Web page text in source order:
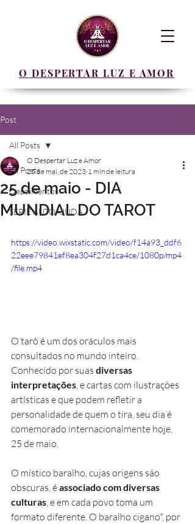
O DESPERTAR LUZ E AMOR
Post
All Posts
Depoimentos
SERIE AUTOAJUDA
All Posts
25 de maio - DIA
MUNDIAL DO TAROT
O Despertar Luz e Amor
25 de mai. de 2023 1 min de leitura
https://video.wixstatic.com/video/f14a93_ddf6
22eee79841ef8ea304f27d1ca4ce/1080p/mp4
/file.mp4
O tarô é um dos oráculos mais
consultados no mundo inteiro.
Conhecido por suas diversas
interpretações , e cartas com ilustrações
artísticas e que podem refletir a
personalidade de quem o tira, seu dia é
comemorado internacionalmente hoje,
25 de maio.
O místico baralho, cujas origens são
obscuras, é associado com diversas
culturas , e em cada povo toma um
formato diferente. O baralho cigano*, por